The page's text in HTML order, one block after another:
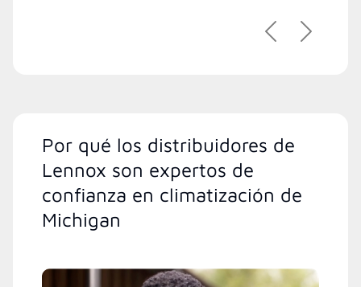
PreviousNext
Por qué los distribuidores de
Lennox son expertos de
confianza en climatización de
Michigan